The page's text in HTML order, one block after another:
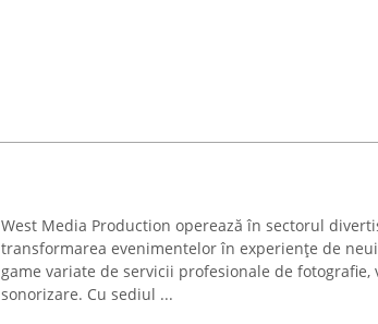
West Media Production operează în sectorul
transformarea evenimentelor în experiențe de
game variate de servicii profesionale de fotografie,
sonorizare. Cu sediul ...